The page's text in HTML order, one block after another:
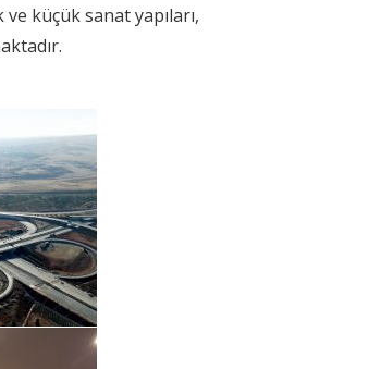
küçük sanat yapıları,